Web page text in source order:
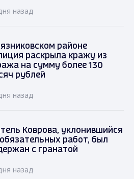
назад
районе
раскрыла кражу из
на сумму более 130
рублей
назад
Коврова, уклонившийся
работ, был
с гранатой
назад